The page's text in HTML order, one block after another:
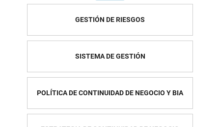
GESTIÓN DE RIESGOS
SISTEMA DE GESTIÓN
POLÍTICA DE CONTINUIDAD DE NEGOCIO Y BIA